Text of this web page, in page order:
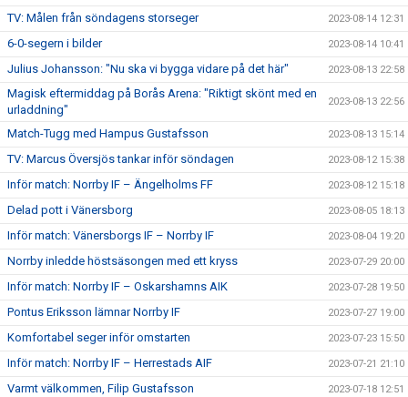
TV: Målen från söndagens storseger 2023-08-14 12:31
6-0-segern i bilder 2023-08-14 10:41
Julius Johansson: "Nu ska vi bygga vidare på det här" 2023-08-13 22:58
Magisk eftermiddag på Borås Arena: "Riktigt skönt med en
urladdning"
2023-08-13 22:56
Match-Tugg med Hampus Gustafsson 2023-08-13 15:14
TV: Marcus Översjös tankar inför söndagen 2023-08-12 15:38
Inför match: Norrby IF – Ängelholms FF 2023-08-12 15:18
Delad pott i Vänersborg 2023-08-05 18:13
Inför match: Vänersborgs IF – Norrby IF 2023-08-04 19:20
Norrby inledde höstsäsongen med ett kryss 2023-07-29 20:00
Inför match: Norrby IF – Oskarshamns AIK 2023-07-28 19:50
Pontus Eriksson lämnar Norrby IF 2023-07-27 19:00
Komfortabel seger inför omstarten 2023-07-23 15:50
Inför match: Norrby IF – Herrestads AIF 2023-07-21 21:10
Varmt välkommen, Filip Gustafsson 2023-07-18 12:51